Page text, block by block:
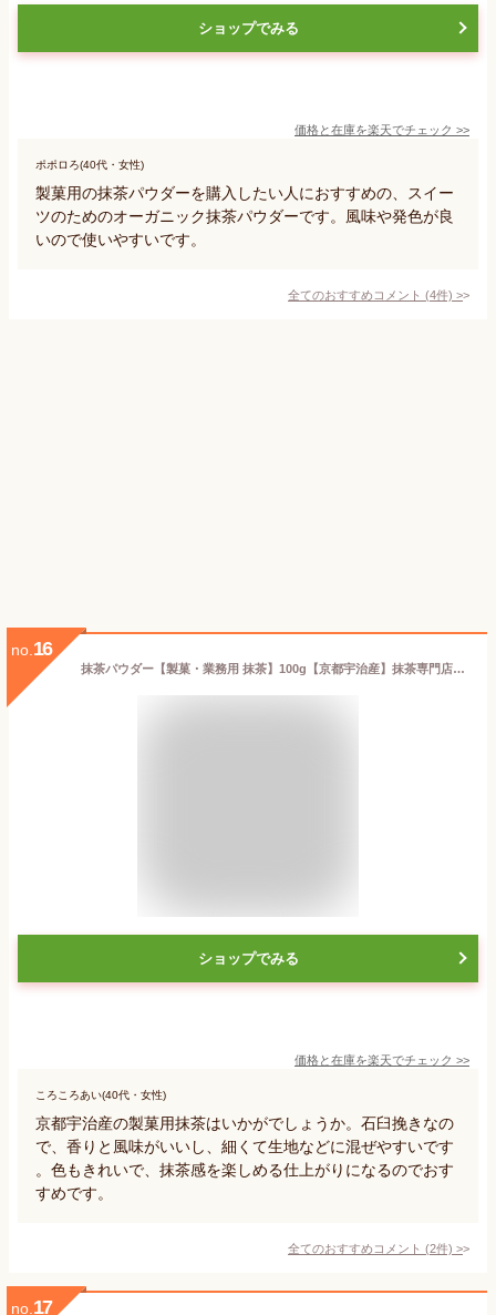
ショップでみる
価格と在庫を楽天でチェック >>
ポポロろ(40代・女性)
製菓用の抹茶パウダーを購入したい人におすすめの、スイー
ツのためのオーガニック抹茶パウダーです。風味や発色が良
いので使いやすいです。
全てのおすすめコメント (4件) >
no. 16
抹茶パウダー【製菓・業務用 抹茶】100g【京都宇治産】抹茶専門店の製菓用 抹茶 石臼ひきアルミパック詰め【メール便対応】浪速の白【AR】
ショップでみる
価格と在庫を楽天でチェック >>
ころころあい(40代・女性)
京都宇治産の製菓用抹茶はいかがでしょうか。石臼挽きなの
で、香りと風味がいいし、細くて生地などに混ぜやすいです
。色もきれいで、抹茶感を楽しめる仕上がりになるのでおす
すめです。
全てのおすすめコメント (2件) >
no. 17